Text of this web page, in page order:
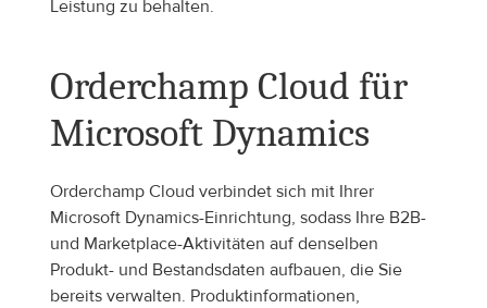
Leistung zu behalten.
Orderchamp Cloud für
Microsoft Dynamics
Orderchamp Cloud verbindet sich mit Ihrer
Microsoft Dynamics-Einrichtung, sodass Ihre B2B-
und Marketplace-Aktivitäten auf denselben
Produkt- und Bestandsdaten aufbauen, die Sie
bereits verwalten. Produktinformationen,